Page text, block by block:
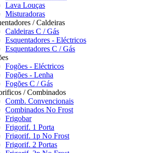
Lava Louças
Misturadoras
/ Caldeiras
Caldeiras C / Gás
Esquentadores - Eléctricos
Esquentadores C / Gás
Fogões - Eléctricos
Fogões - Lenha
Fogões C / Gás
/ Combinados
Comb. Convencionais
Combinados No Frost
Frigobar
Frigorif. 1 Porta
Frigorif. 1p No Frost
Frigorif. 2 Portas